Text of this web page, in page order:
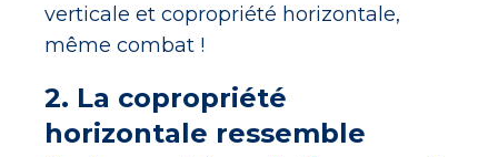
verticale et copropriété horizontale,
même combat !
2. La copropriété
horizontale ressemble